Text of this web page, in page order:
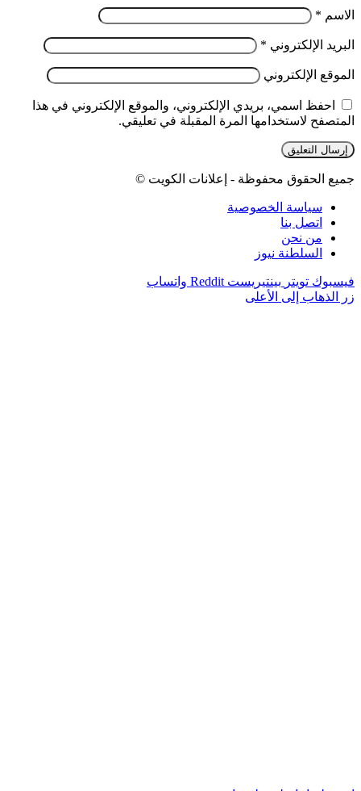
الاسم *
البريد الإلكتروني *
الموقع الإلكتروني
احفظ اسمي، بريدي الإلكتروني، والموقع الإلكتروني في هذا
المتصفح لاستخدامها المرة المقبلة في تعليقي.
جميع الحقوق محفوظة - إعلانات الكويت ©
سياسة الخصوصية
اتصل بنا
من نحن
السلطنة نيوز
فيسبوك تويتر بينتيريست
واتساب
زر الذهاب إلى الأعلى